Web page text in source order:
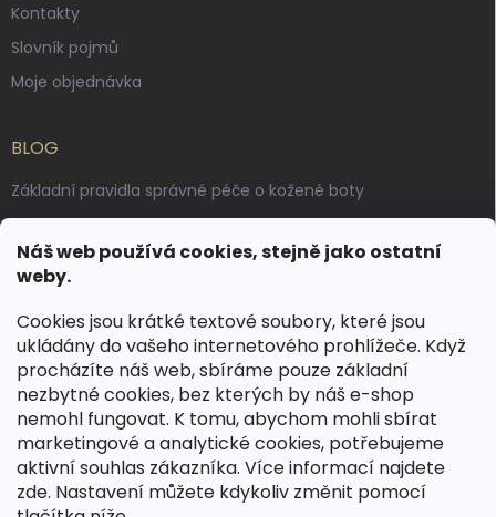
Náš web používá cookies, stejně jako ostatní
weby.
Cookies jsou krátké textové soubory, které jsou
ukládány do vašeho internetového prohlížeče. Když
procházíte náš web, sbíráme pouze základní
nezbytné cookies, bez kterých by náš e-shop
nemohl fungovat. K tomu, abychom mohli sbírat
marketingové a analytické cookies, potřebujeme
aktivní souhlas zákazníka. Více informací najdete
zde. Nastavení můžete kdykoliv změnit pomocí
Kontakty
Slovník pojmů
Moje objednávka
BLOG
Základní pravidla správné péče o kožené boty
Výroba českých kožených opasků: vůně pravé kůže, dotek
řemesla
KONTAKT
dotazy@spongr.cz
+420 776 663 962
https://www.facebook.com/spongr.cz